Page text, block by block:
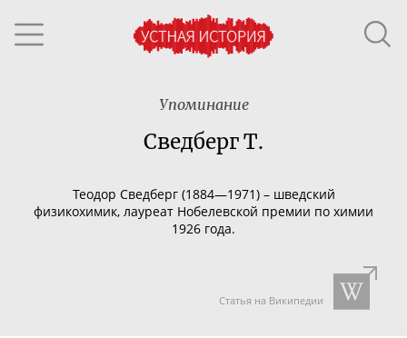
Упоминание
Сведберг Т.
Теодор Сведберг (1884—1971) – шведский
физикохимик, лауреат Нобелевской премии по химии
1926 года.
Статья на Википедии